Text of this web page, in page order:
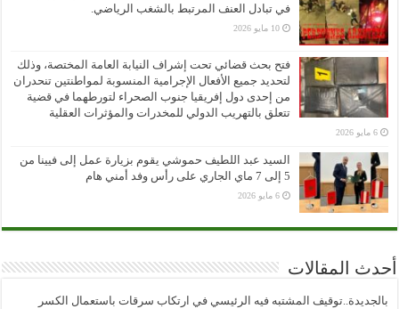
في تبادل العنف المرتبط بالشغب الرياضي.
10 مايو 2026
فتح بحث قضائي تحت إشراف النيابة العامة المختصة، وذلك
لتحديد جميع الأفعال الإجرامية المنسوبة لمواطنتين تنحدران
من إحدى دول إفريقيا جنوب الصحراء لتورطهما في قضية
تتعلق بالتهريب الدولي للمخدرات والمؤثرات العقلية
6 مايو 2026
السيد عبد اللطيف حموشي يقوم بزيارة عمل إلى فيينا من
5 إلى 7 ماي الجاري على رأس وفد أمني هام
6 مايو 2026
أحدث المقالات
بالجديدة..توقيف المشتبه فيه الرئيسي في ارتكاب سرقات باستعمال الكسر